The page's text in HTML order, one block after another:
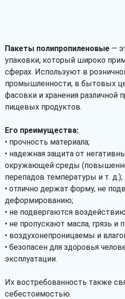
Пакеты полипропиленовые —
упаковки, который широко
сферах. Используют в
промышленности, в бытовых
фасовки и хранения различной
пищевых продуктов.
Его преимущества:
• прочность материала;
• надежная защита от
окружающей среды
перепадов температуры и т. д.);
• отлично держат форму, не
деформированию;
• не подвергаются
• не пропускают масла, грязь и
• воздухонепроницаемы и
• безопасен для здоровья
эксплуатации.
Их востребованность также
себестоимостью.